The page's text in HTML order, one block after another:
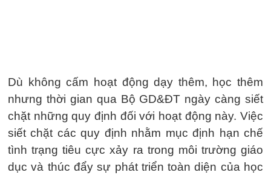
Dù không cấm hoạt động dạy thêm, học thêm
nhưng thời gian qua Bộ GD&ĐT ngày càng siết
chặt những quy định đối với hoạt động này. Việc
siết chặt các quy định nhằm mục định hạn chế
tình trạng tiêu cực xảy ra trong môi trường giáo
dục và thúc đẩy sự phát triển toàn diện của học